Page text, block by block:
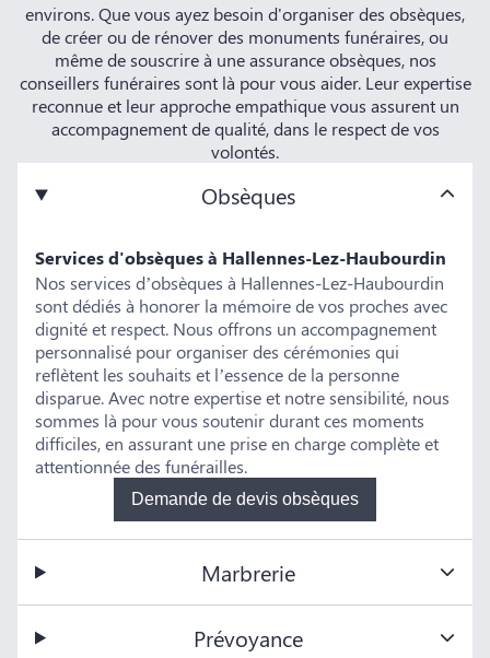
environs. Que vous ayez besoin d'organiser des obsèques,
de créer ou de rénover des monuments funéraires, ou
même de souscrire à une assurance obsèques, nos
conseillers funéraires sont là pour vous aider. Leur expertise
reconnue et leur approche empathique vous assurent un
accompagnement de qualité, dans le respect de vos
volontés.
Obsèques
Services d'obsèques à Hallennes-Lez-Haubourdin
Nos services d’obsèques à Hallennes-Lez-Haubourdin
sont dédiés à honorer la mémoire de vos proches avec
dignité et respect. Nous offrons un accompagnement
personnalisé pour organiser des cérémonies qui
reflètent les souhaits et l’essence de la personne
disparue. Avec notre expertise et notre sensibilité, nous
sommes là pour vous soutenir durant ces moments
difficiles, en assurant une prise en charge complète et
attentionnée des funérailles.
Demande de devis obsèques
Marbrerie
Prévoyance